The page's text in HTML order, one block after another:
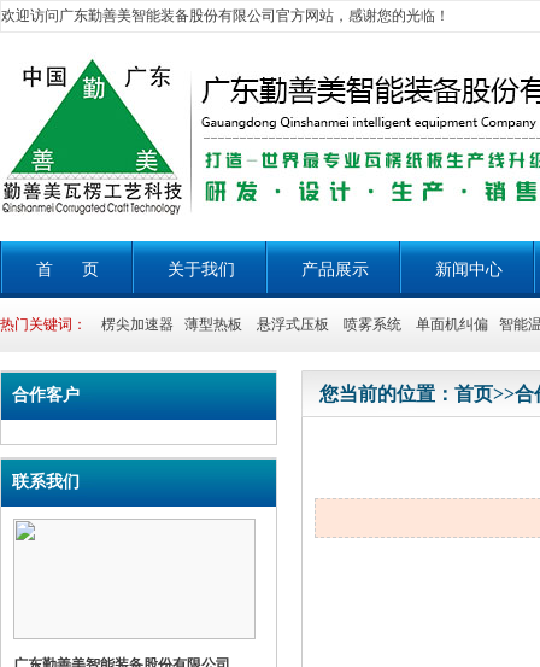
欢迎访问广东勤善美智能装备股份有限公司官方网站，感谢您的光临！
首 页 关于我们 产品展示 新闻中心
热门关键词： 楞尖加速器 薄型热板 悬浮式压板 喷雾系统 单面机纠偏 智能温
合作客户
联系我们
您当前的位置： 首页>>合